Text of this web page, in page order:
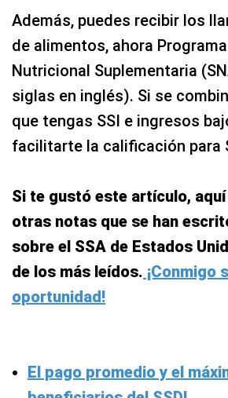
Además, puedes recibir los
de alimentos, ahora
Nutricional Suplementaria
siglas en inglés). Si se
que tengas SSI e ingresos
facilitarte la calificación para
Si te gustó este artículo,
otras notas que se han
sobre el SSA de Estados
de los más leídos. ¡Conmigo
oportunidad!
El pago promedio y el